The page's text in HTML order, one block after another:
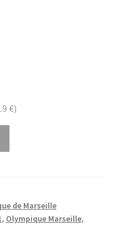
49.7 €
€)
de Marseille
, Olympique Marseille,